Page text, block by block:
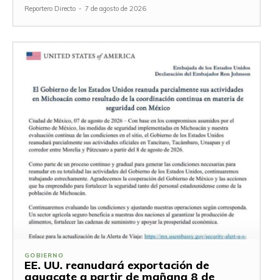
Reportero Directo - 7 de agosto de 2026
GOBIERNO
EE. UU. reanudará exportación de
aguacate a partir de mañana 8 de